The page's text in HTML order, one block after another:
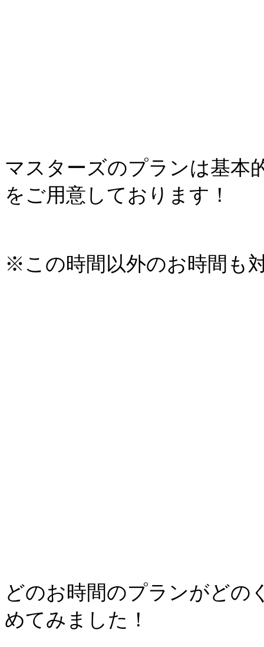
マスターズのプランは基本
をご用意しております！
※この時間以外のお時間も
どのお時間のプランがどの
めてみました！